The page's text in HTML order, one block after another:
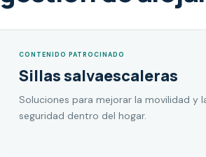
CONTENIDO PATROCINADO
Sillas salvaescaleras
Soluciones para mejorar la movilidad y
seguridad dentro del hogar.